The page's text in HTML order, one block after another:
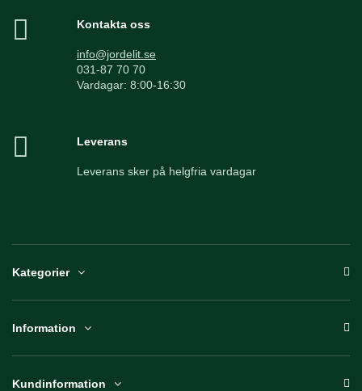
Kontakta oss
info@jordelit.se
031-87 70 70
Vardagar: 8:00-16:30
Leverans
Leverans sker på helgfria vardagar
Kategorier
Information
Kundinformation